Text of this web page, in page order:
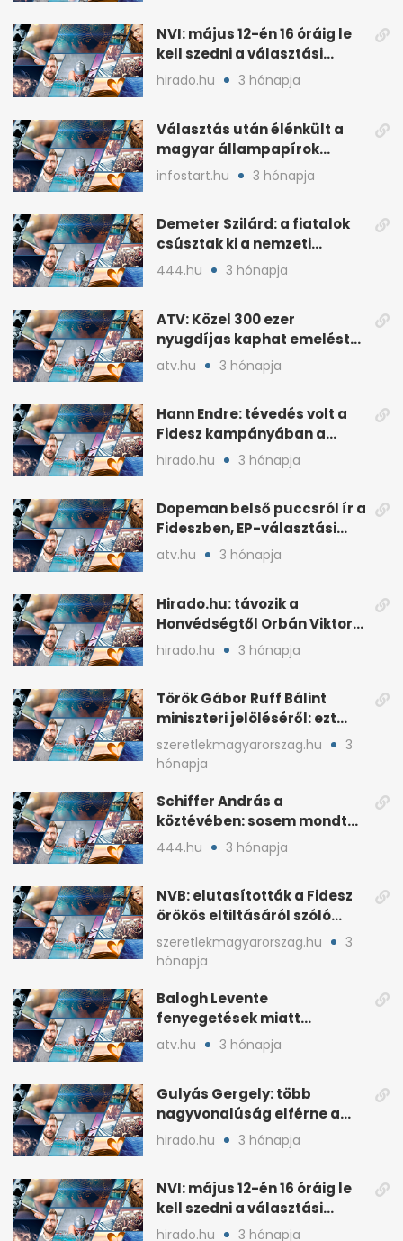
NVI: május 12-én 16 óráig le
kell szedni a választási
plakátokat
hirado.hu 3 hónapja
Választás után élénkült a
magyar állampapírok
lakossági értékesítése
infostart.hu 3 hónapja
Demeter Szilárd: a fiatalok
csúsztak ki a nemzeti
kultúrából
444.hu 3 hónapja
ATV: Közel 300 ezer
nyugdíjas kaphat emelést
idén a Tisza terve szerint
atv.hu 3 hónapja
Hann Endre: tévedés volt a
Fidesz kampányában a
háborús veszély
hirado.hu 3 hónapja
Dopeman belső puccsról ír a
Fideszben, EP-választási
árral
atv.hu 3 hónapja
Hirado.hu: távozik a
Honvédségtől Orbán Viktor
fia, Orbán Gáspár
hirado.hu 3 hónapja
Török Gábor Ruff Bálint
miniszteri jelöléséről: ezt
írta a posztjában
szeretlekmagyarorszag.hu
3
hónapja
Schiffer András a
köztévében: sosem mondta,
ki fog nyerni
444.hu 3 hónapja
NVB: elutasították a Fidesz
örökös eltiltásáról szóló
népszavazást
szeretlekmagyarorszag.hu
3
hónapja
Balogh Levente
fenyegetések miatt
lemondta erdélyi előadás-
atv.hu 3 hónapja
Gulyás Gergely: több
nagyvonalúság elférne a
kétharmados győztesekben
hirado.hu 3 hónapja
NVI: május 12-én 16 óráig le
kell szedni a választási
plakátokat
hirado.hu 3 hónapja